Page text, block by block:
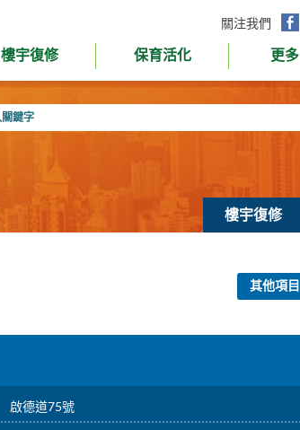
關注我們
面
樓宇復修 保育活化 更多
樓宇復修
其他項目
啟德道75號